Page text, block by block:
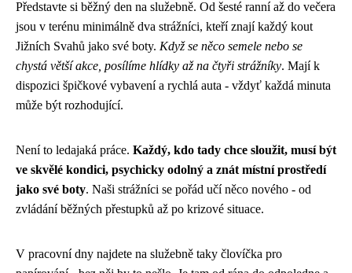
Představte si běžný den na služebně. Od šesté ranní až do večera
jsou v terénu minimálně dva strážníci, kteří znají každý kout
Jižních Svahů jako své boty. Když se něco semele nebo se
chystá větší akce, posílíme hlídky až na čtyři strážníky. Mají k
dispozici špičkové vybavení a rychlá auta - vždyť každá minuta
může být rozhodující.
Není to ledajaká práce. Každý, kdo tady chce sloužit, musí být
ve skvělé kondici, psychicky odolný a znát místní prostředí
jako své boty. Naši strážníci se pořád učí něco nového - od
zvládání běžných přestupků až po krizové situace.
V pracovní dny najdete na služebně taky človíčka pro